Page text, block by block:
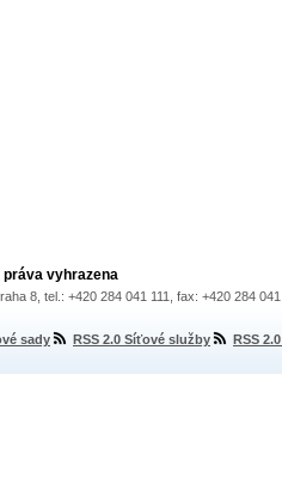
práva vyhrazena
8, tel.: +420 284 041 111, fax: +420 284
sady RSS 2.0 Síťové služby RSS